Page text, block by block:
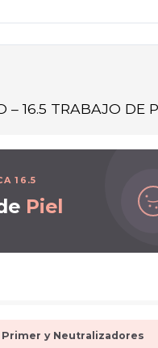
– 16.5 TRABAJO DE
16.5
Piel
y Neutralizadores